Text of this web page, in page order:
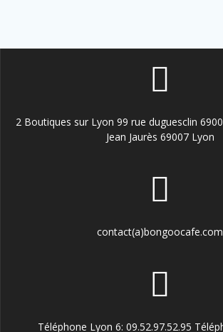
2 Boutiques sur Lyon 99 rue duguesclin
Jean Jaurès 69007 Lyon
contact(a)bongoocafe.com
Téléphone Lyon 6: 09.52.97.52.95